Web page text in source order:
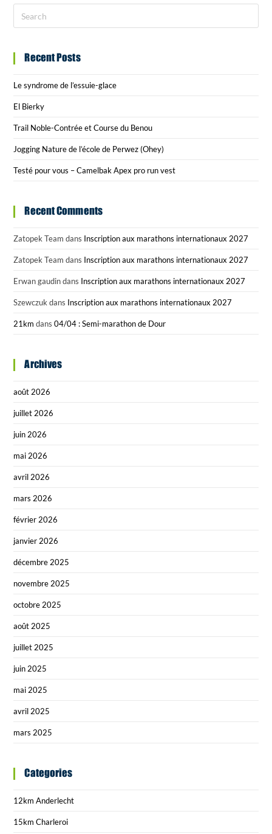
Recent Posts
Le syndrome de l’essuie-glace
El Bierky
Trail Noble-Contrée et Course du Benou
Jogging Nature de l’école de Perwez (Ohey)
Testé pour vous – Camelbak Apex pro run vest
Recent Comments
Zatopek Team dans Inscription aux marathons internationaux 2027
Zatopek Team dans Inscription aux marathons internationaux 2027
Erwan gaudindans Inscription aux marathons internationaux 2027
Szewczuk dans Inscription aux marathons internationaux 2027
21km dans04/04 : Semi-marathon de Dour
Archives
août 2026
juillet 2026
juin 2026
mai 2026
avril 2026
mars 2026
février 2026
janvier 2026
décembre 2025
novembre 2025
octobre 2025
août 2025
juillet 2025
juin 2025
mai 2025
avril 2025
mars 2025
Categories
12km Anderlecht
15km Charleroi